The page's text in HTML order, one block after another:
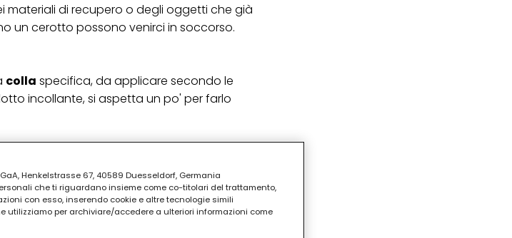
materiali di recupero o degli oggetti che già
un cerotto possono venirci in soccorso.
colla specifica, da applicare secondo le
incollante, si aspetta un po' per farlo
Henkelstrasse 67, 40589 Duesseldorf, Germania
che ti riguardano insieme come co-titolari del trattamento,
con esso, inserendo cookie e altre tecnologie simili
utilizziamo per archiviare/accedere a ulteriori informazioni come